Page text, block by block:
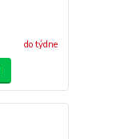
do týdne